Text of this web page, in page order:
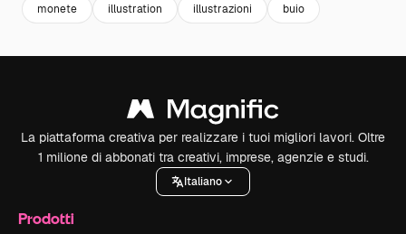
monete illustration illustrazioni buio
La piattaforma creativa per realizzare i tuoi migliori lavori. Oltre
1 milione di abbonati tra creativi, imprese, agenzie e studi.
Italiano
Prodotti